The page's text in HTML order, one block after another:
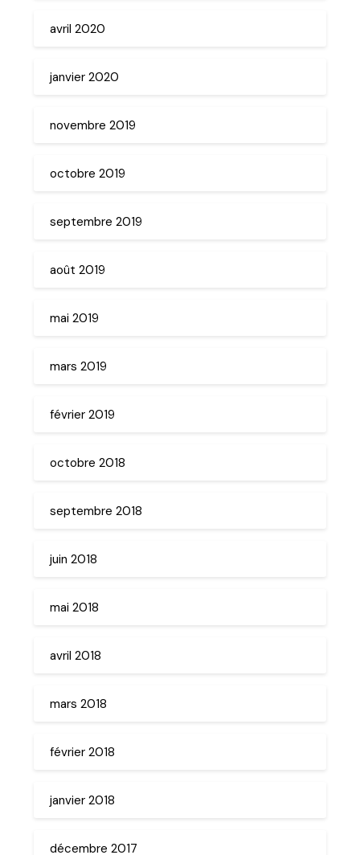
avril 2020
janvier 2020
novembre 2019
octobre 2019
septembre 2019
août 2019
mai 2019
mars 2019
février 2019
octobre 2018
septembre 2018
juin 2018
mai 2018
avril 2018
mars 2018
février 2018
janvier 2018
décembre 2017